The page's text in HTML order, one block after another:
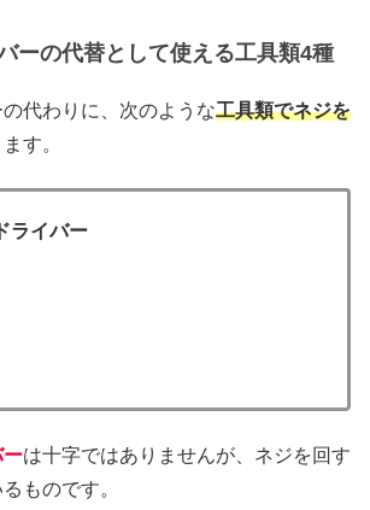
ーの代替として使える工具類4種
代わりに、次のような工具類でネジを
す。
ライバー
ーは十字ではありませんが、ネジを回す
ものです。